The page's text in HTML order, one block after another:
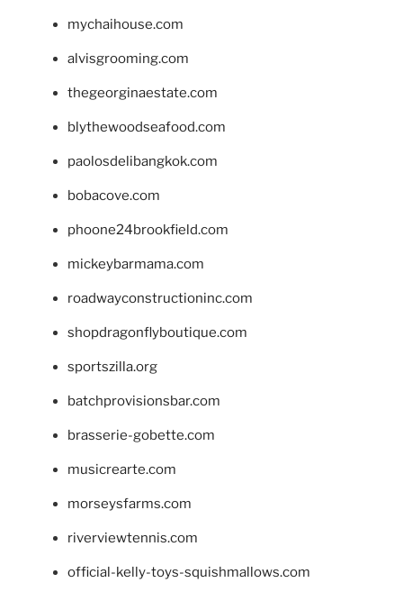
mychaihouse.com
alvisgrooming.com
thegeorginaestate.com
blythewoodseafood.com
paolosdelibangkok.com
bobacove.com
phoone24brookfield.com
mickeybarmama.com
roadwayconstructioninc.com
shopdragonflyboutique.com
sportszilla.org
batchprovisionsbar.com
brasserie-gobette.com
musicrearte.com
morseysfarms.com
riverviewtennis.com
official-kelly-toys-squishmallows.com